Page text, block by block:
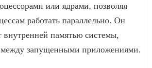
или ядрами, позволяя
работать параллельно. Он
внутренней памятью системы,
между запущенными приложениями.